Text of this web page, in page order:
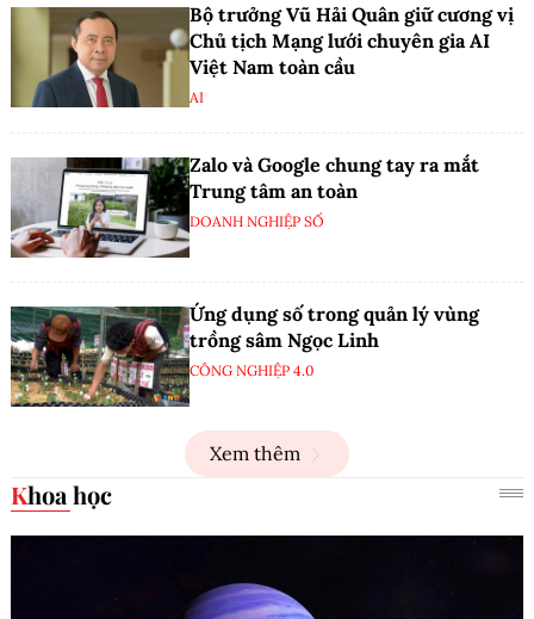
Bộ trưởng Vũ Hải Quân giữ cương vị
Chủ tịch Mạng lưới chuyên gia AI
Việt Nam toàn cầu
AI
Zalo và Google chung tay ra mắt
Trung tâm an toàn
DOANH NGHIỆP SỐ
Ứng dụng số trong quản lý vùng
trồng sâm Ngọc Linh
CÔNG NGHIỆP 4.0
Xem thêm
Khoa học